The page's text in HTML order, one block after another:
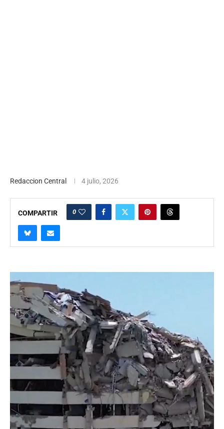
Redaccion Central 4 julio, 2026
COMPARTIR 0